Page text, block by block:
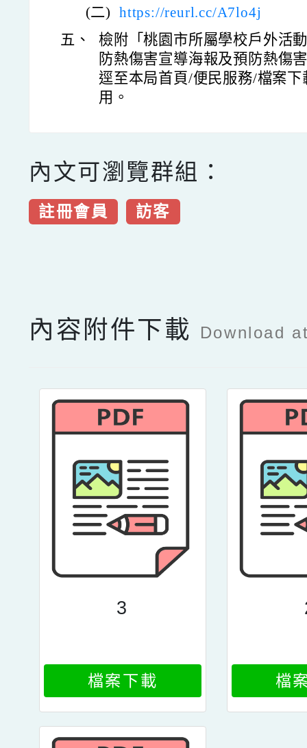
(二) https://reurl.cc/A7lo4j
五、
檢附「桃園市所屬學校戶外活
防熱傷害宣導海報及預防熱傷
逕至本局首頁/便民服務/檔案
用。
內文可瀏覽群組：
註冊會員 訪客
內容附件下載 Download
3
檔案下載 檔